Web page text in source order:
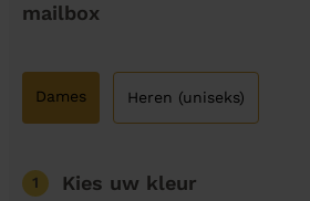
mailbox
Dames Heren (uniseks)
1 Kies uw kleur